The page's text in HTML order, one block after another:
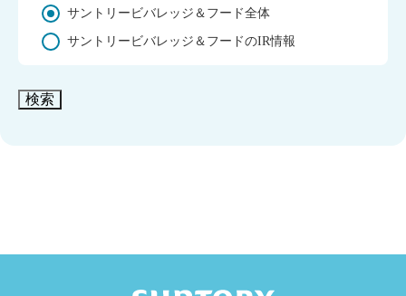
サントリービバレッジ＆フード全体
サントリービバレッジ＆フードのIR情報
検索